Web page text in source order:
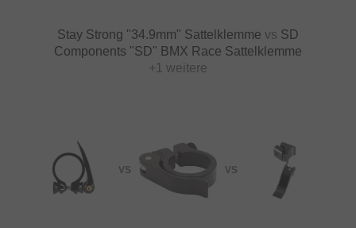
Stay Strong "34.9mm" Sattelklemme vs SD
Components "SD" BMX Race Sattelklemme
+1 weitere
VS VS